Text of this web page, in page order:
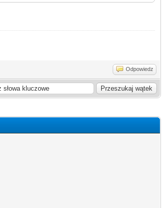
Odpowiedz